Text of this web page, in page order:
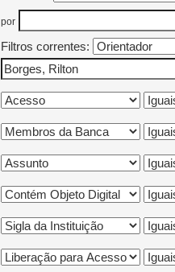
por
Filtros correntes: